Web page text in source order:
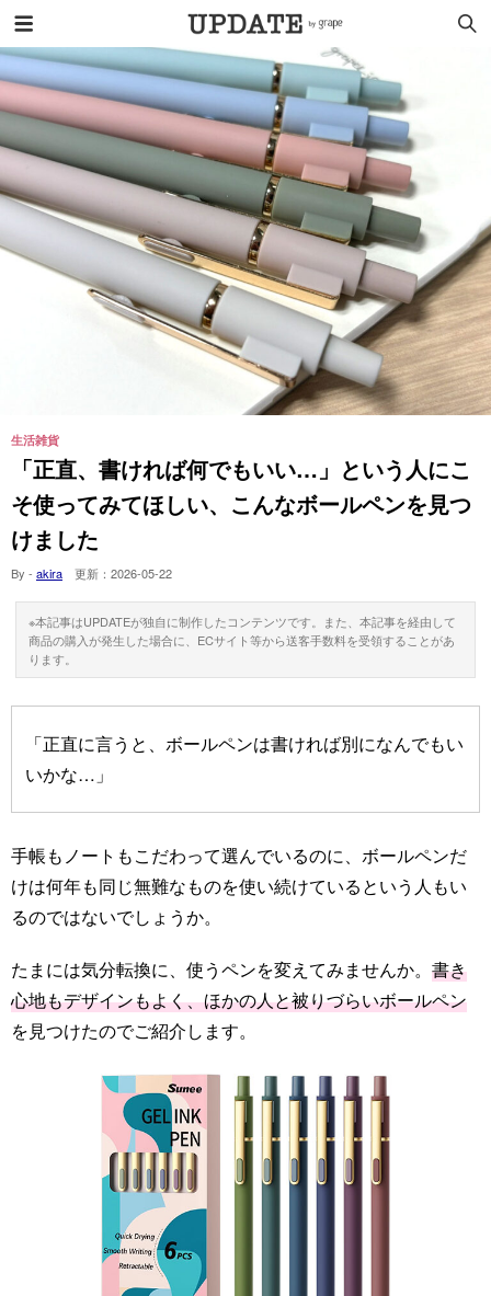
生活雑貨
「正直、書ければ何でもいい…」という人にこ
そ使ってみてほしい、こんなボールペンを見つ
けました
By - akira 更新： 2026-05-22
※本記事はUPDATEが独自に制作したコンテンツです。また、本記事を経由して
商品の購入が発生した場合に、ECサイト等から送客手数料を受領することがあ
ります。
「正直に言うと、ボールペンは書ければ別になんでもい
いかな…」
手帳もノートもこだわって選んでいるのに、ボールペンだ
けは何年も同じ無難なものを使い続けているという人もい
るのではないでしょうか。
たまには気分転換に、使うペンを変えてみませんか。 書き
心地もデザインもよく、ほかの人と被りづらいボールペン
を見つけたのでご紹介します。